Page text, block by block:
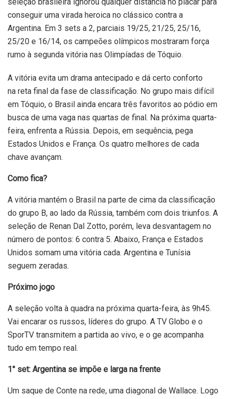
conseguir uma virada heroica no clássico contra a
Argentina. Em 3 sets a 2, parciais 19/25, 21/25, 25/16,
25/20 e 16/14, os campeões olímpicos mostraram força
rumo à segunda vitória nas Olimpíadas de Tóquio.
A vitória evita um drama antecipado e dá certo conforto
na reta final da fase de classificação. No grupo mais difícil
em Tóquio, o Brasil ainda encara três favoritos ao pódio em
busca de uma vaga nas quartas de final. Na próxima quarta-
feira, enfrenta a Rússia. Depois, em sequência, pega
Estados Unidos e França. Os quatro melhores de cada
chave avançam.
Como fica?
A vitória mantém o Brasil na parte de cima da classificação
do grupo B, ao lado da Rússia, também com dois triunfos. A
seleção de Renan Dal Zotto, porém, leva desvantagem no
número de pontos: 6 contra 5. Abaixo, França e Estados
Unidos somam uma vitória cada. Argentina e Tunísia
seguem zeradas.
Próximo jogo
A seleção volta à quadra na próxima quarta-feira, às 9h45.
Vai encarar os russos, líderes do grupo. A TV Globo e o
SporTV transmitem a partida ao vivo, e o ge acompanha
tudo em tempo real.
1° set: Argentina se impõe e larga na frente
Um saque de Conte na rede, uma diagonal de Wallace. Logo